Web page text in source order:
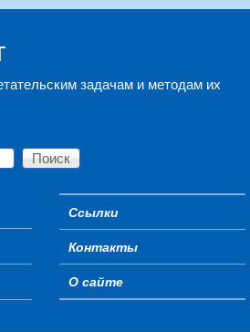
задачам и методам их
Secondary menu
Ссылки
Контакты
О сайте